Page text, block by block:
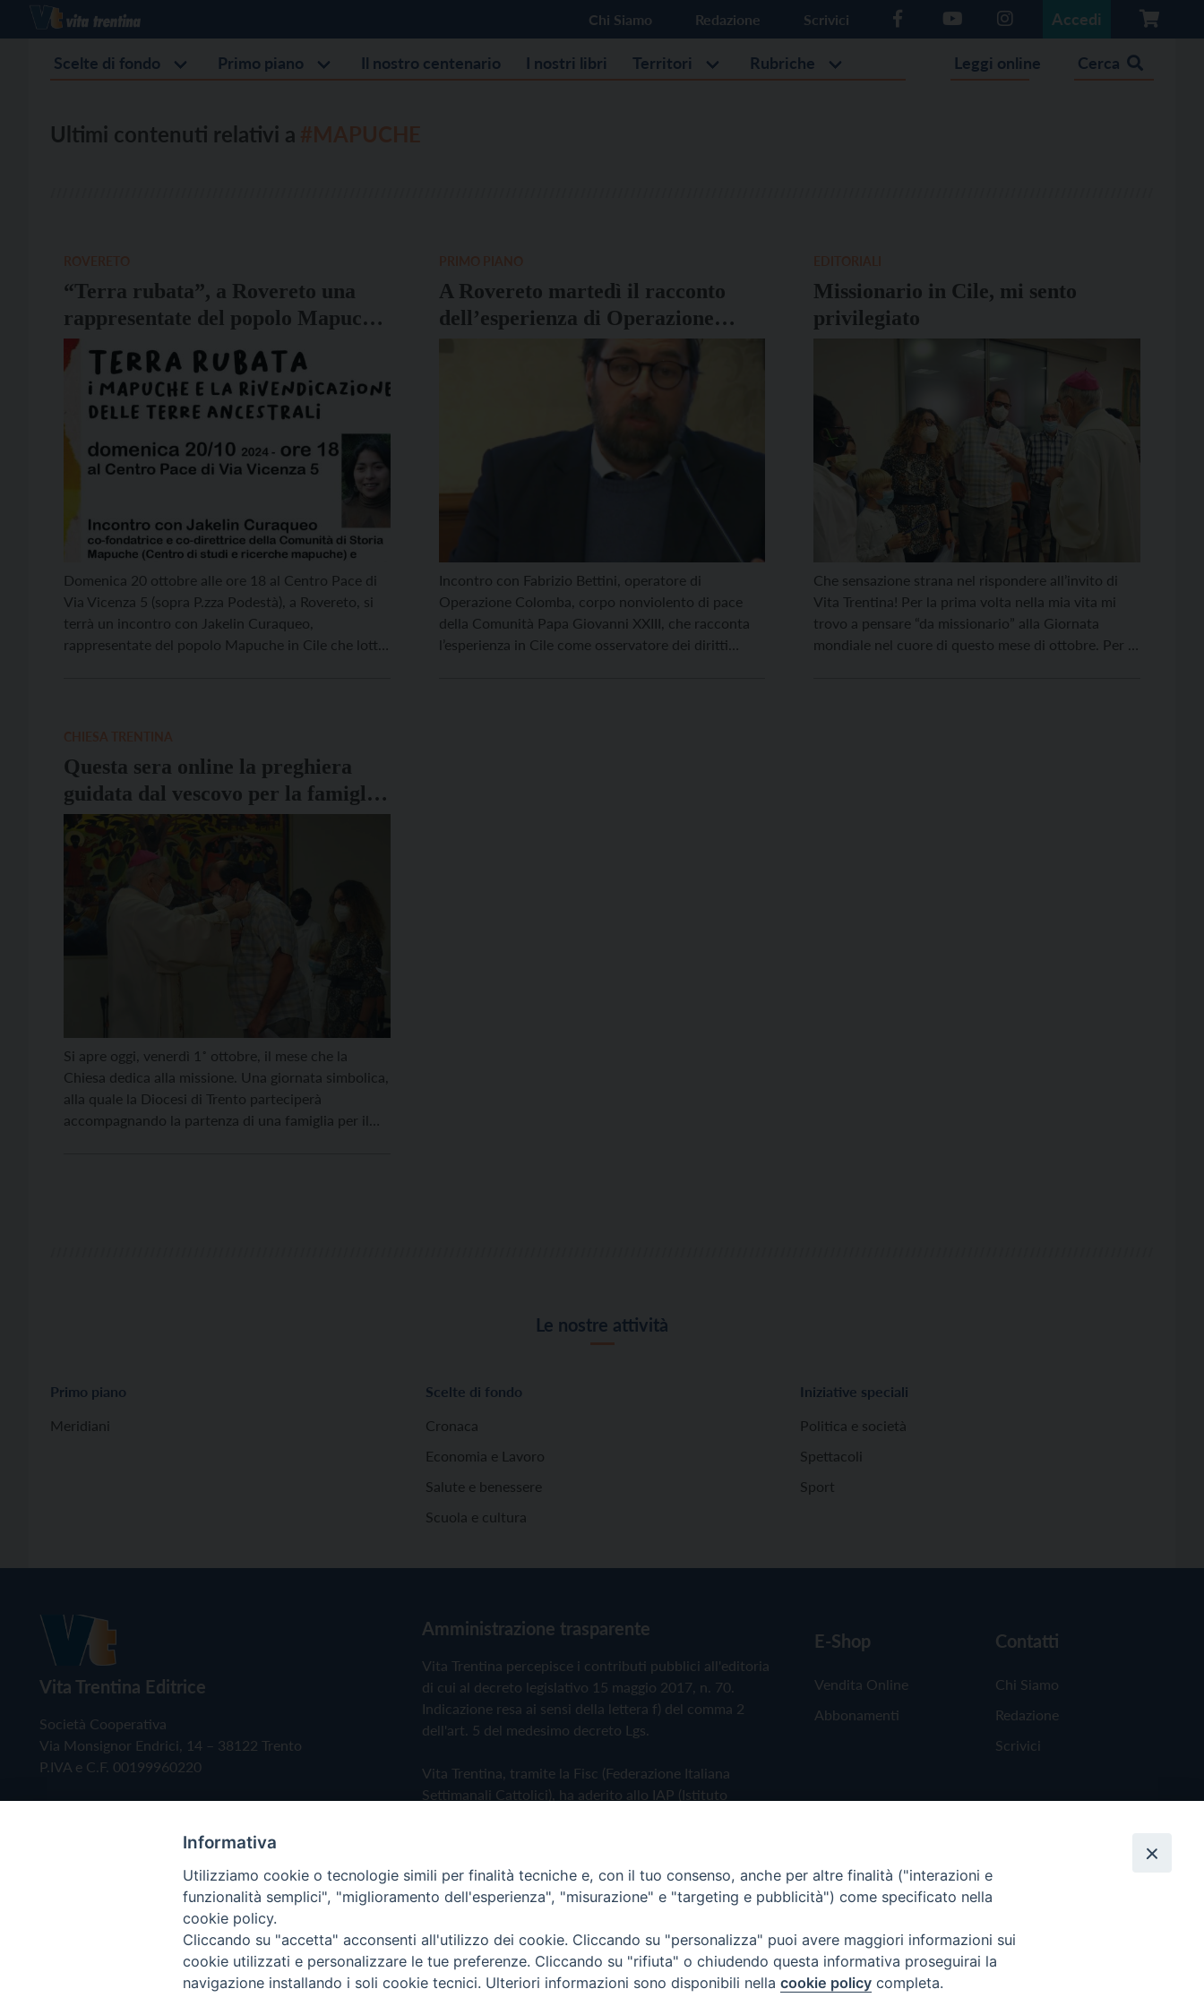
Chi Siamo Redazione Scrivici Accedi
Scelte di fondo Primo piano Il nostro centenario I nostri libri Territori Rubriche Leggi online Cerca
Ultimi contenuti relativi a
“Terra rubata”, a Rovereto una
rappresentate del popolo Mapuche
in Cile
Domenica 20 ottobre alle ore 18 al Centro Pace di
Via Vicenza 5 (sopra P.zza Podestà), a Rovereto, si
terrà un incontro con Jakelin Curaqueo,
rappresentate del popolo Mapuche in Cile che lotta
A Rovereto martedì il racconto
dell’esperienza di Operazione
Colomba in Cile con i Mapuche
Incontro con Fabrizio Bettini, operatore di
Operazione Colomba, corpo nonviolento di pace
della Comunità Papa Giovanni XXIII, che racconta
l’esperienza in Cile come osservatore dei diritti
Missionario in Cile, mi sento
privilegiato
Che sensazione strana nel rispondere all’invito di
Vita Trentina! Per la prima volta nella mia vita mi
trovo a pensare “da missionario” alla Giornata
mondiale nel cuore di questo mese di ottobre. Per la
Questa sera online la preghiera
guidata dal vescovo per la famiglia
Bettini, in partenza per la missione
Si apre oggi, venerdì 1˚ ottobre, il mese che la
Chiesa dedica alla missione. Una giornata simbolica,
alla quale la Diocesi di Trento parteciperà
accompagnando la partenza di una famiglia per il
Le nostre attività
Primo piano
Meridiani
Scelte di fondo
Cronaca
Economia e Lavoro
Salute e benessere
Scuola e cultura
Iniziative speciali
Politica e società
Spettacoli
Sport
Vita Trentina Editrice
Società Cooperativa
Via Monsignor Endrici, 14 – 38122 Trento
P.IVA e C.F. 00199960220
Amministrazione trasparente
Vita Trentina percepisce i contributi pubblici all'editoria
di cui al decreto legislativo 15 maggio 2017, n. 70.
Indicazione resa ai sensi della lettera f) del comma 2
dell'art. 5 del medesimo decreto Lgs.
Vita Trentina, tramite la Fisc (Federazione Italiana
Settimanali Cattolici), ha aderito allo IAP (Istituto
Privacy Policy Cookie Policy
E-Shop
Vendita Online
Abbonamenti
Contatti
Chi Siamo
Redazione
Scrivici
Copyright © 2019 - Tutti i diritti riservati - Vita Trentina Editrice
Informativa
Utilizziamo cookie o tecnologie simili per finalità tecniche e, con il tuo consenso, anche per altre finalità ("interazioni e
funzionalità semplici", "miglioramento dell'esperienza", "misurazione" e "targeting e pubblicità") come specificato nella
cookie policy.
Cliccando su "accetta" acconsenti all'utilizzo dei cookie. Cliccando su "personalizza" puoi avere maggiori informazioni sui
cookie utilizzati e personalizzare le tue preferenze. Cliccando su "rifiuta" o chiudendo questa informativa proseguirai la
navigazione installando i soli cookie tecnici. Ulteriori informazioni sono disponibili nella cookie policy completa.